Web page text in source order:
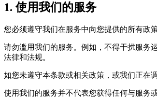
1. 使用我们的服务
您必须遵守我们在服务中向您提供的所有政策
请勿滥用我们的服务。例如，不得干扰服务
法律和法规。
如您未遵守本条款或相关政策，或我们正在
使用我们的服务并不代表您获得任何与服务